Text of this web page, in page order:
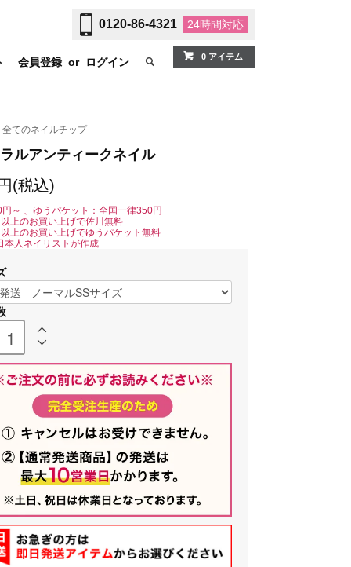
0120-86-4321 24時間対応
会員登録 or ログイン 0 アイテム
全てのネイルチップ
ルアンティークネイル
(税込)
～ 、ゆうパケット：全国一律350円
上のお買い上げで佐川無料
上のお買い上げでゆうパケット無料
本人ネイリストが作成